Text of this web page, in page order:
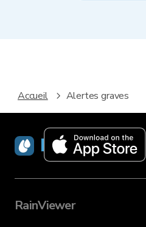
Accueil Alertes graves
RainViewer
RainViewer